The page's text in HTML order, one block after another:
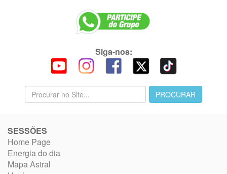
Siga-nos:
SESSÕES
Home Page
Energia do dia
Mapa Astral